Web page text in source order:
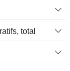
total